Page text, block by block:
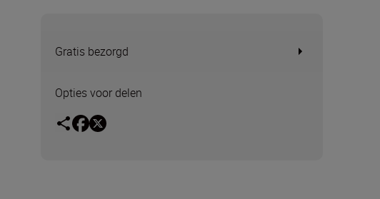
Gratis bezorgd
Opties voor delen